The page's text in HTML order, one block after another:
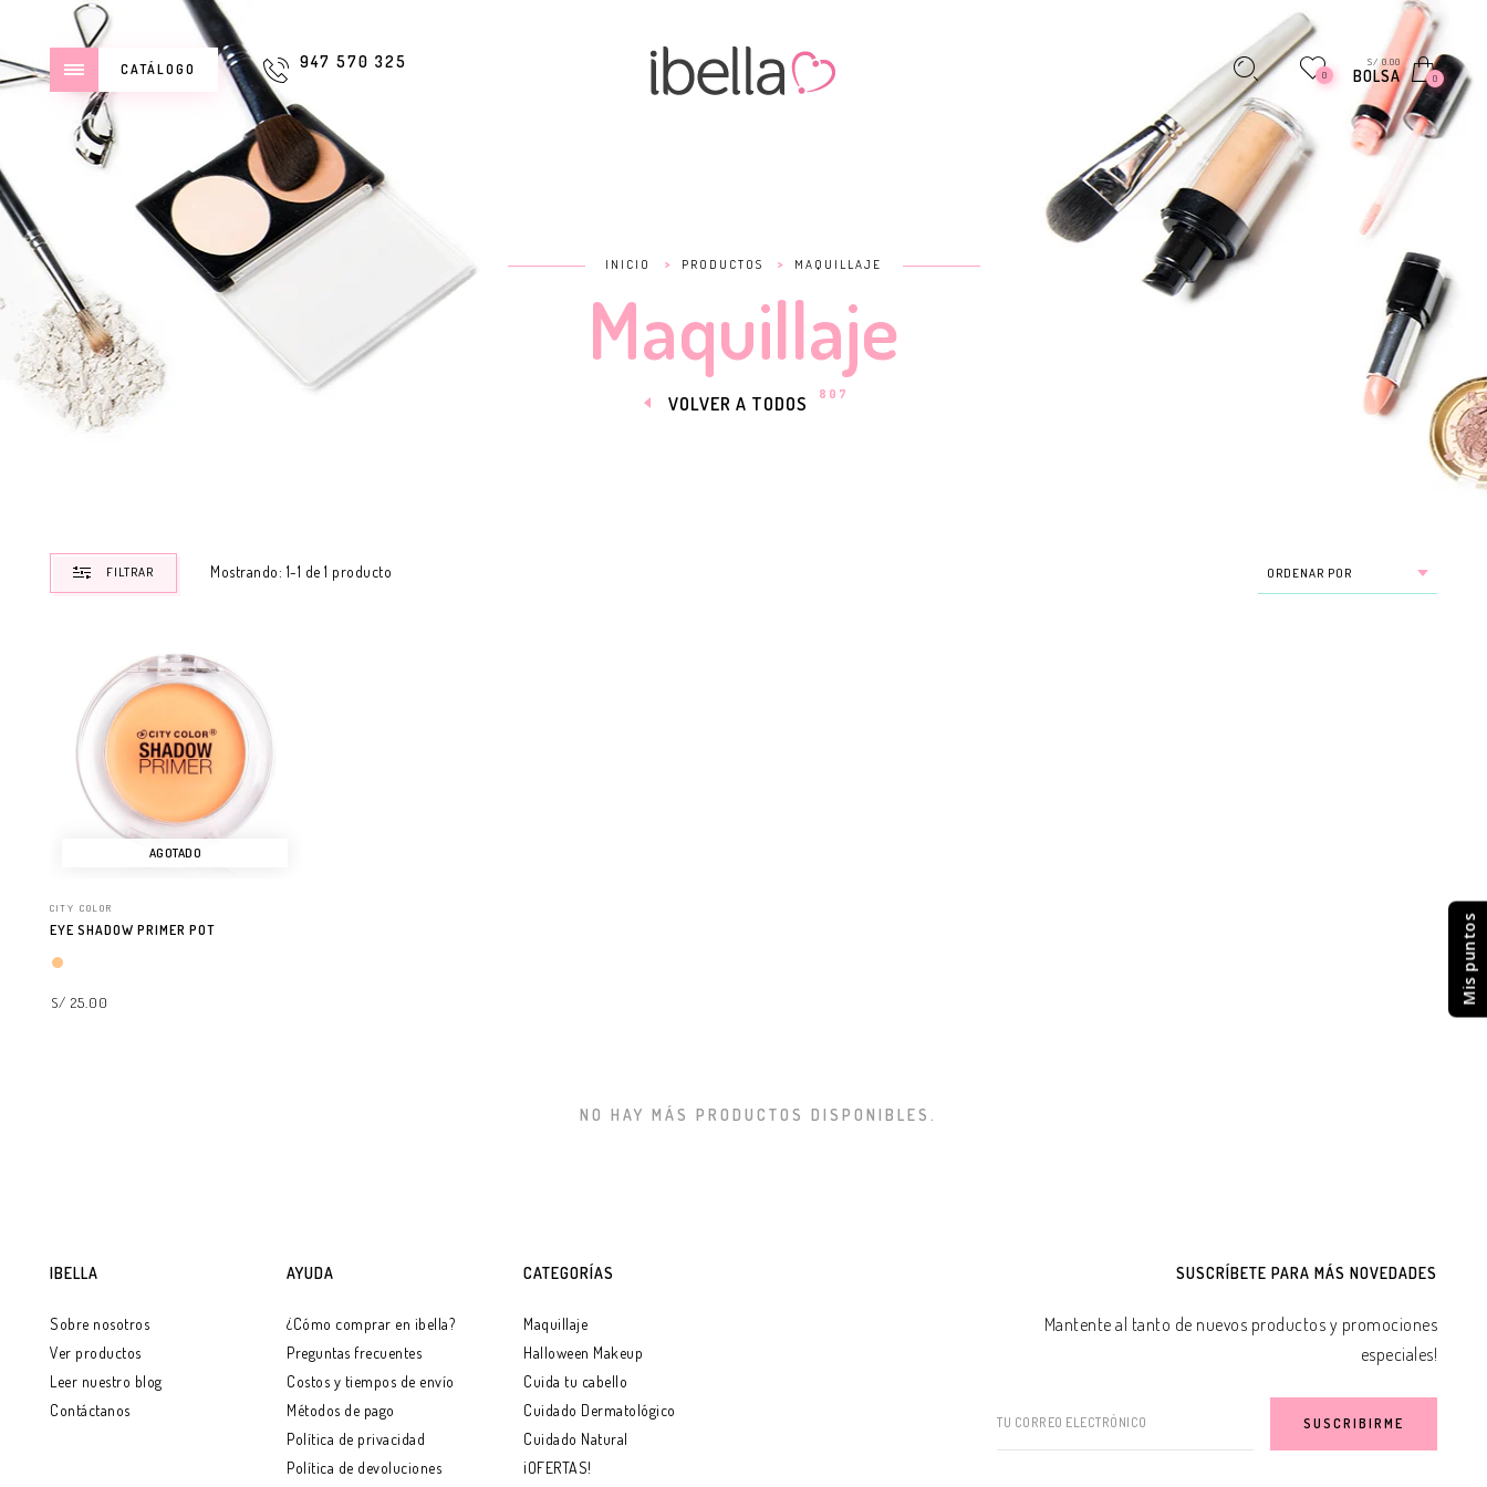
CATÁLOGO 947 570 325
0
S/ 0.00
BOLSA 0
INICIO > PRODUCTOS > MAQUILLAJE
Maquillaje
VOLVER A TODOS 807
FILTRAR Mostrando: 1-1 de 1 producto
AGOTADO
CITY COLOR
EYE SHADOW PRIMER POT
S/ 25.00
NO HAY MÁS PRODUCTOS DISPONIBLES.
IBELLA
Sobre nosotros
Ver productos
Leer nuestro blog
Contáctanos
AYUDA
¿Cómo comprar en ibella?
Preguntas frecuentes
Costos y tiempos de envío
Métodos de pago
Política de privacidad
Política de devoluciones
CATEGORÍAS
Maquillaje
Halloween Makeup
Cuida tu cabello
Cuidado Dermatológico
Cuidado Natural
¡OFERTAS!
SUSCRÍBETE PARA MÁS NOVEDADES
Mantente al tanto de nuevos productos y promociones
especiales!
TU CORREO ELECTRÓNICO
Mis puntos